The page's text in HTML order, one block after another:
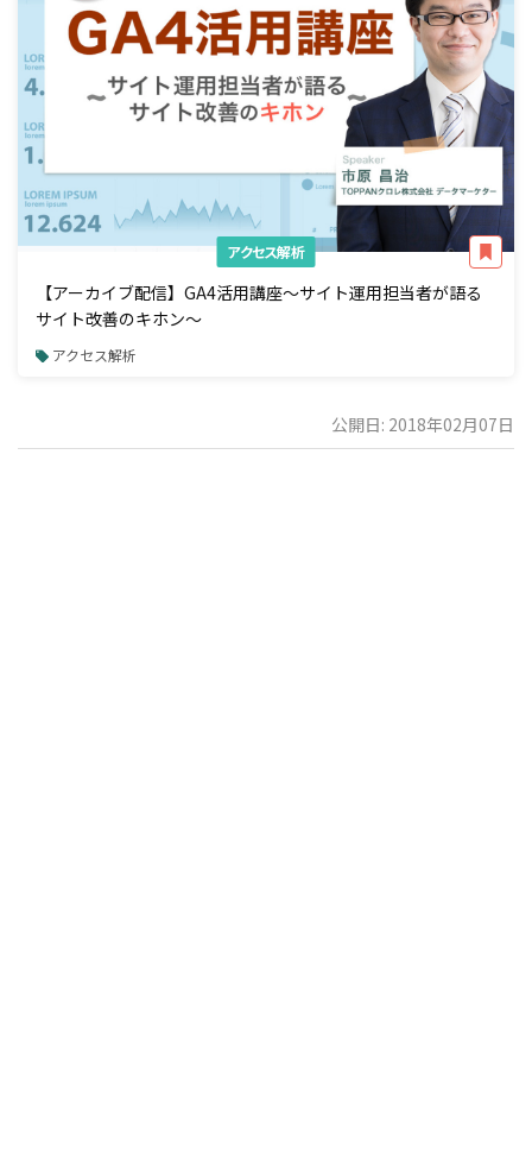
アクセス解析
【アーカイブ配信】GA4活用講座～サイト運用担当者が語る
サイト改善のキホン～
アクセス解析
公開日: 2018年02月07日